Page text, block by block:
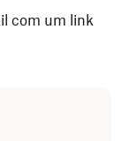
com um link
de